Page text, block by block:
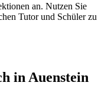
an. Nutzen Sie
Tutor und Schüler zu
in Auenstein